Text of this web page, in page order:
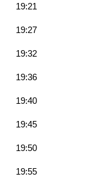
19:21
19:27
19:32
19:36
19:40
19:45
19:50
19:55